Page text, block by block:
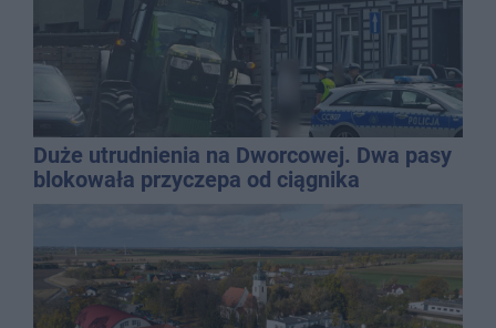
Duże utrudnienia na Dworcowej. Dwa pasy
blokowała przyczepa od ciągnika